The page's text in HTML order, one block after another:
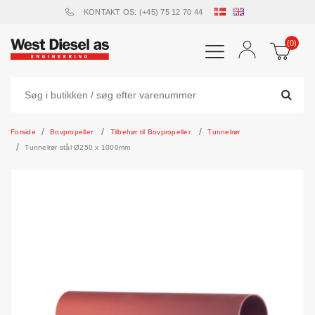
KONTAKT OS: (+45) 75 12 70 44
(0)
Forside Bovpropeller Tilbehør til Bovpropeller
Tunnelrør
Tunnelrør stål Ø250 x 1000mm